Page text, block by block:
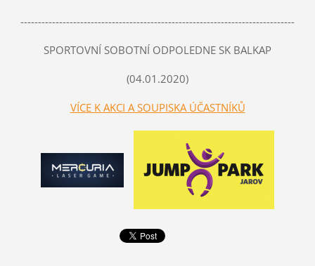
------------------------------------------------------------------------------
SPORTOVNÍ SOBOTNÍ ODPOLEDNE SK BALKAP
(04.01.2020)
VÍCE K AKCI A SOUPISKA ÚČASTNÍKŮ